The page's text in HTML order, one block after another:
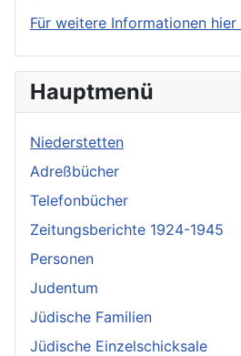
Für weitere Informationen hier
Hauptmenü
Niederstetten
Adreßbücher
Telefonbücher
Zeitungsberichte 1924-1945
Personen
Judentum
Jüdische Familien
Jüdische Einzelschicksale